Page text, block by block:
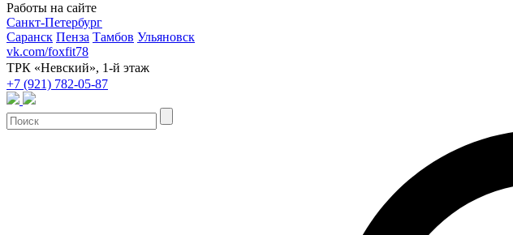
Работы на сайте
Санкт-Петербург
Саранск Пенза Тамбов Ульяновск
vk.com/foxfit78
ТРК «Невский», 1-й этаж
+7 (921) 782-05-87